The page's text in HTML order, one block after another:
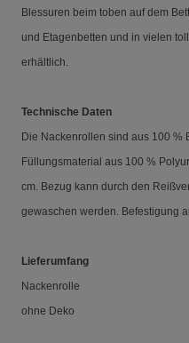
Blessuren beim toben auf dem
und Etagenbetten und in vielen
erhältlich.
Technische Daten
Die Nackenrollen sind aus 100 %
Füllungsmaterial aus 100 %
cm. Bezug kann durch den
gewaschen werden. Befestigung
Lieferumfang
Nackenrolle
ohne Deko